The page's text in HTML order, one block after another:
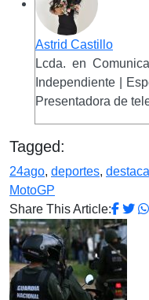
Astrid Castillo
Lcda. en
Independiente |
Presentadora de
Tagged:
24ago, deportes,
MotoGP
Share This Article: